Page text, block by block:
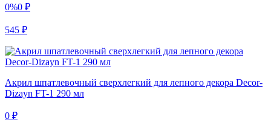
0%0 ₽
545 ₽
Акрил шпатлевочный сверхлегкий для лепного декора Decor-
Dizayn FT-1 290 мл
0 ₽